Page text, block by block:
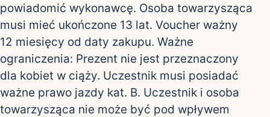
powiadomić wykonawcę. Osoba towarzysząca
musi mieć ukończone 13 lat. Voucher ważny
12 miesięcy od daty zakupu. Ważne
ograniczenia: Prezent nie jest przeznaczony
dla kobiet w ciąży. Uczestnik musi posiadać
ważne prawo jazdy kat. B. Uczestnik i osoba
towarzysząca nie może być pod wpływem